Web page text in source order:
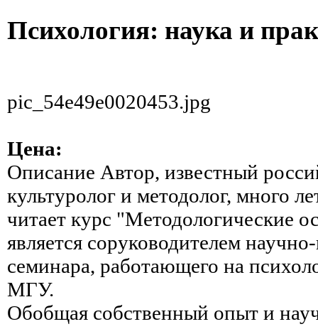
Психология: наука и
pic_54e49e0020453.jpg
Цена:
Описание Автор, известный
культуролог и методолог, много
читает курс "Методологические
является соруководителем
семинара, работающего на
МГУ.
Обобщая собственный опыт и